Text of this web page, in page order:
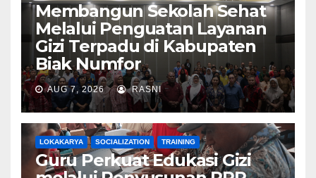
Membangun Sekolah Sehat
Melalui Penguatan Layanan
Gizi Terpadu di Kabupaten
Biak Numfor
AUG 7, 2026 RASNI
LOKAKARYA SOCIALIZATION TRAINING
Guru Perkuat Edukasi Gizi